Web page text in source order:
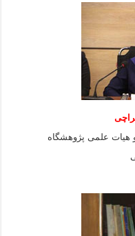
هیات علمی پژوهشگاه